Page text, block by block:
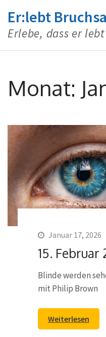
Inhalt
springen
Er:lebt
Erlebe, dass er lebt
Monat:
Januar 17, 2026
15. Februar
Blinde werden
mit Philip Brown
Weiterlesen